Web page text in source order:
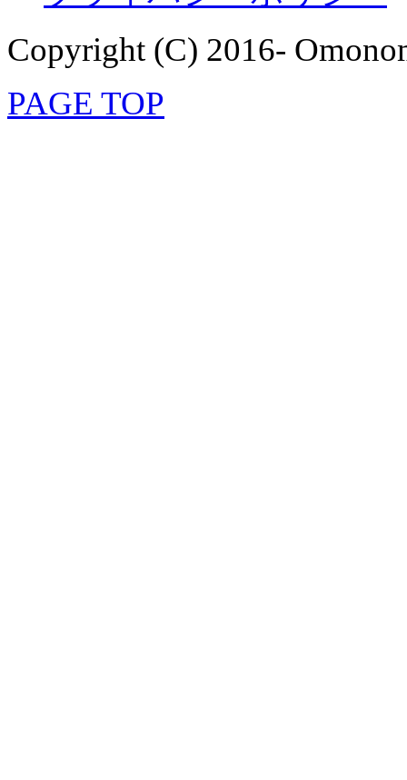
Copyright (C) 2016-
PAGE TOP